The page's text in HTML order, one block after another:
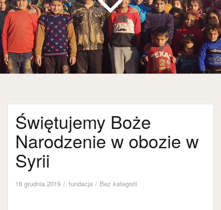
Świętujemy Boże
Narodzenie w obozie w
Syrii
18 grudnia 2019 fundacja Bez kategorii